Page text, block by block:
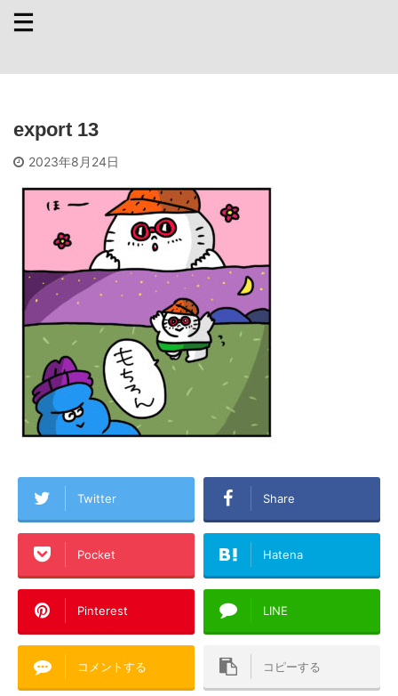
export 13
2023年8月24日
Twitter Share
Pocket Hatena
Pinterest LINE
コメントする コピーする